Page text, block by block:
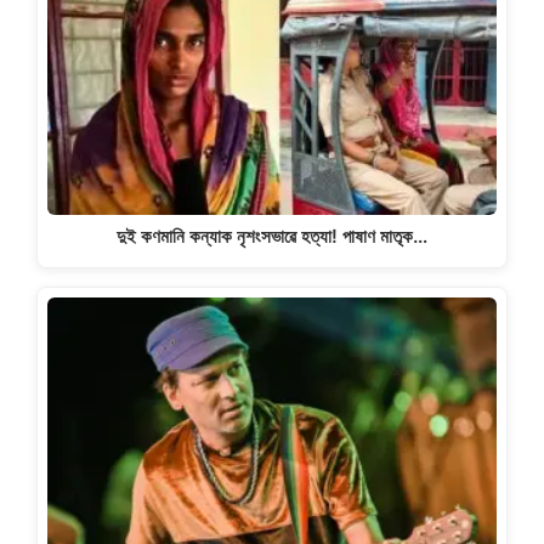
দুই কণমানি কন্যাক নৃশংসভাৱে হত্যা! পাষাণ মাতৃক…